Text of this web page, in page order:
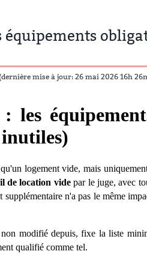
équipements
(dernière mise à jour: 26 mai 2026 16h
: les
logement vide, mais
de location videpar le juge, avec
supplémentaire n'a pas le même
modifié depuis, fixe la liste
qualifié comme tel.